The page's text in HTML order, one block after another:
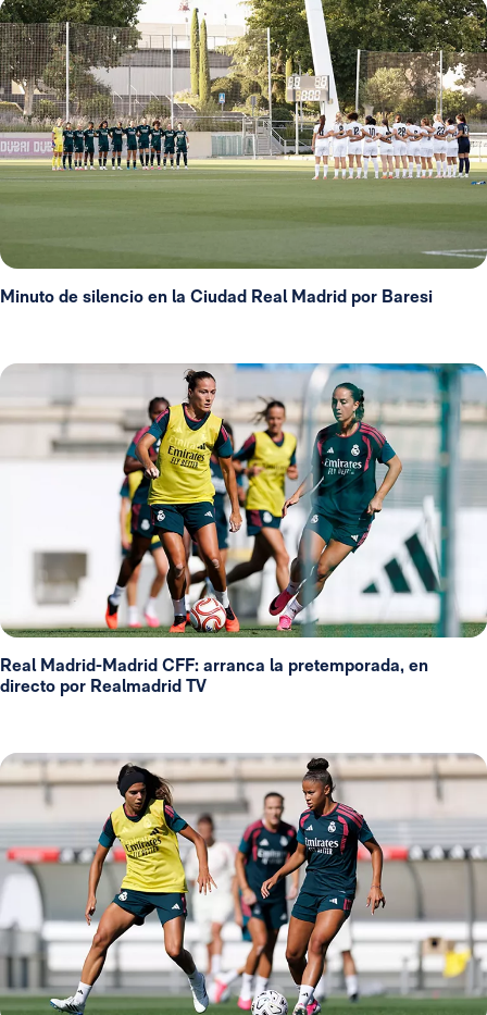
Minuto de silencio en la Ciudad Real Madrid por Baresi
Real Madrid-Madrid CFF: arranca la pretemporada, en
directo por Realmadrid TV